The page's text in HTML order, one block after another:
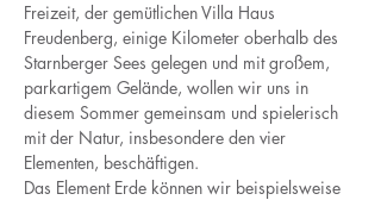
Freizeit, der gemütlichen Villa Haus
Freudenberg, einige Kilometer oberhalb des
Starnberger Sees gelegen und mit großem,
parkartigem Gelände, wollen wir uns in
diesem Sommer gemeinsam und spielerisch
mit der Natur, insbesondere den vier
Elementen, beschäftigen.
Das Element Erde können wir beispielsweise